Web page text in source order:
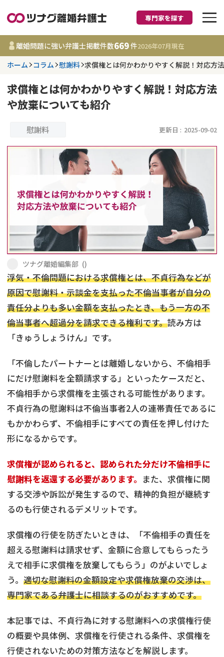
離婚に強い弁護士
都道府県を選択
事務所 669
件
離婚前相談
離婚裁判
不貞・不倫慰謝料請求
内縁の夫婦
費用相場
コラム
養育費
慰謝料
国際離婚
離婚の相談先
離婚したくない
その他の男女問題
専門家を探す
離婚問題に強い弁護士掲載件数669件2026年07月現在
ホーム コラム 慰謝料 求償権とは何かわかりやすく解説！対応方
求償権とは何かわかりやすく解説！対応方法
や放棄についても紹介
慰謝料 更新日 : 2025-09-02
ツナグ離婚編集部 ()
浮気・不倫問題における求償権とは、不貞行為などが
原因で慰謝料・示談金を支払った不倫当事者が自分の
責任分よりも多い金額を支払ったとき、もう一方の不
倫当事者へ超過分を請求できる権利です。読み方は
「きゅうしょうけん」です。
「不倫したパートナーとは離婚しないから、不倫相手
にだけ慰謝料を全額請求する」といったケースだと、
不倫相手から求償権を主張される可能性があります。
不貞行為の慰謝料は不倫当事者2人の連帯責任であるに
もかかわらず、不倫相手にすべての責任を押し付けた
形になるからです。
求償権が認められると、認められた分だけ不倫相手に
慰謝料を返還する必要があります。 また、求償権に関
する交渉や訴訟が発生するので、精神的負担が継続す
るのも行使されるデメリットです。
求償権の行使を防ぎたいときは、「不倫相手の責任を
超える慰謝料は請求せず、金額に合意してもらったう
えで相手に求償権を放棄してもらう」のがよいでしょ
う。 適切な慰謝料の金額設定や求償権放棄の交渉は、
専門家である弁護士に相談するのがおすすめです。
本記事では、不貞行為に対する慰謝料への求償権行使
の概要や具体例、求償権を行使される条件、求償権を
行使されないための対策方法などを解説します。